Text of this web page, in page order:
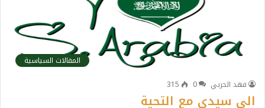
المقالات السياسية
فهد الحربي
0
315
الى سيدي مع التحية